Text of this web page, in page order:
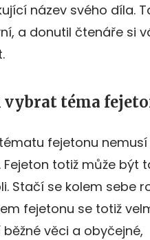
název svého díla.
a donutil čtenáře si
vybrat téma
fejetonu
Fejeton totiž může být
Stačí se kolem sebe
fejetonu se totiž
věci a obyčejné,